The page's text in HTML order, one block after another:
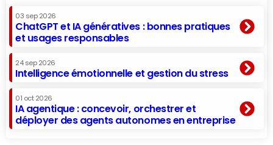
03 sep 2026
ChatGPT et IA génératives : bonnes pratiques
et usages responsables
24 sep 2026
Intelligence émotionnelle et gestion du stress
01 oct 2026
IA agentique : concevoir, orchestrer et
déployer des agents autonomes en entreprise